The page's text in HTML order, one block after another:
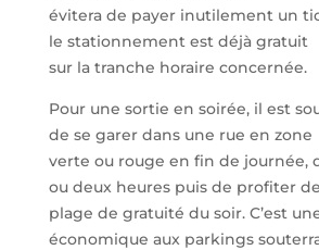
évitera de payer inutilement un
le stationnement est déjà gratuit
sur la tranche horaire concernée.
Pour une sortie en soirée, il est
de se garer dans une rue en zone
verte ou rouge en fin de journée,
ou deux heures puis de profiter
plage de gratuité du soir. C’est
économique aux parkings